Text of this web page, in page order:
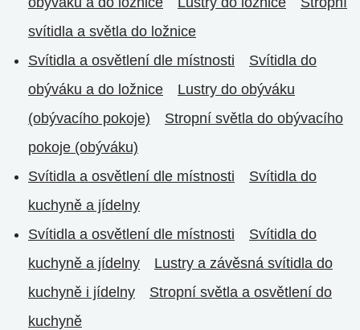
svítidla a světla do ložnice
Svítidla a osvětlení dle místnosti
Svítidla do
obýváku a do ložnice
Lustry do obýváku
(obývacího pokoje)
Stropní světla do obývacího
pokoje (obýváku)
Svítidla a osvětlení dle místnosti
Svítidla do
kuchyně a jídelny
Svítidla a osvětlení dle místnosti
Svítidla do
kuchyně a jídelny
Lustry a závěsná svítidla do
kuchyně i jídelny
Stropní světla a osvětlení do
kuchyně